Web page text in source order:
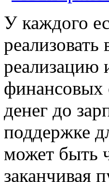
У каждого
реализацию
финансовых
денег до
поддержке
может быть
заканчивая